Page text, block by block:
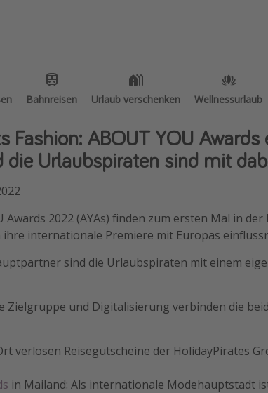
Bahnreisen Urlaub verschenken Wellnessurlaub
Bahnreisen Urlaub verschenken Wellnessurlaub
Reisethemen
in Amsterdam
Reise Journal
Familienurlaub in der
Bahnreisen in der
Reisepassfreie Reiseziele
Last Minute Urlaub
Fashion: ABOUT YOU
die Urlaubspiraten sind mit
Awards 2022 (AYAs) finden zum ersten Mal in
internationale Premiere mit Europas
sind die Urlaubspiraten mit einem
Zielgruppe und Digitalisierung verbinden die
verlosen Reisegutscheine der HolidayPirates
in Mailand: Als internationale Modehauptstadt